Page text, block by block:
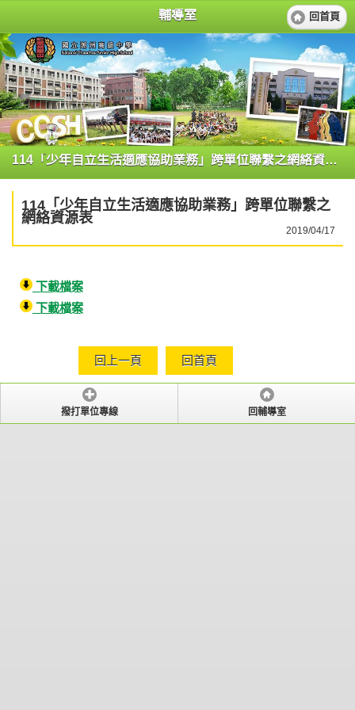
輔導室 回首頁
114「少年自立生活適應協助業務」跨單位聯繫之網絡資源表
114「少年自立生活適應協助業務」跨單位聯繫之
網絡資源表
2019/04/17
下載檔案
下載檔案
回上一頁 回首頁
撥打單位專線 回輔導室